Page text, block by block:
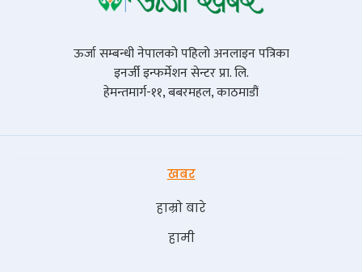
ऊर्जा सम्बन्धी नेपालको पहिलो अनलाइन पत्रिका
इनर्जी इन्फर्मेशन सेन्टर प्रा. लि.
हेमन्तमार्ग-११, बबरमहल, काठमाडौं
खबर
हाम्रो बारे
हामी